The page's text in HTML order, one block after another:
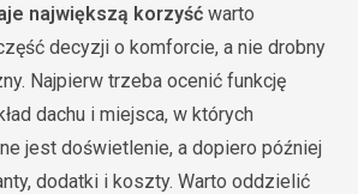
największą korzyść warto
decyzji o komforcie, a nie drobny
Najpierw trzeba ocenić funkcję
dachu i miejsca, w których
jest doświetlenie, a dopiero później
dodatki i koszty. Warto oddzielić